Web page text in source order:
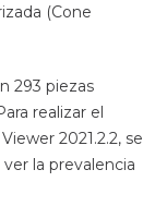
(Cone
293 piezas
realizar el
2021.2.2, se
la prevalencia